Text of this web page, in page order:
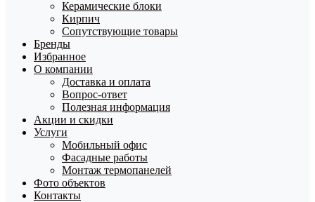
Керамические блоки
Кирпич
Сопутствующие товары
Бренды
Избранное
О компании
Доставка и оплата
Вопрос-ответ
Полезная информация
Акции и скидки
Услуги
Мобильный офис
Фасадные работы
Монтаж термопанелей
Фото объектов
Контакты